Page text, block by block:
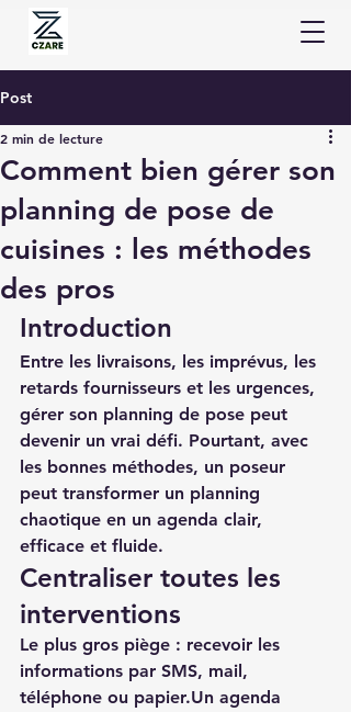
Post
Comment bien gérer son
planning de pose de
cuisines : les méthodes
des pros
2 min de lecture
Introduction
Entre les livraisons, les imprévus, les
retards fournisseurs et les urgences,
gérer son planning de pose peut
devenir un vrai défi. Pourtant, avec
les bonnes méthodes, un poseur
peut transformer un planning
chaotique en un agenda clair,
efficace et fluide.
Centraliser toutes les
interventions
Le plus gros piège : recevoir les
informations par SMS, mail,
téléphone ou papier.Un agenda